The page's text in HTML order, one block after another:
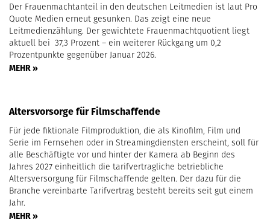
Der Frauenmachtanteil in den deutschen Leitmedien ist laut Pro
Quote Medien erneut gesunken. Das zeigt eine neue
Leitmedienzählung. Der gewichtete Frauenmachtquotient liegt
aktuell bei 37,3 Prozent – ein weiterer Rückgang um 0,2
Prozentpunkte gegenüber Januar 2026.
MEHR »
Altersvorsorge für Filmschaffende
Für jede fiktionale Filmproduktion, die als Kinofilm, Film und
Serie im Fernsehen oder in Streamingdiensten erscheint, soll für
alle Beschäftigte vor und hinter der Kamera ab Beginn des
Jahres 2027 einheitlich die tarifvertragliche betriebliche
Altersversorgung für Filmschaffende gelten. Der dazu für die
Branche vereinbarte Tarifvertrag besteht bereits seit gut einem
Jahr.
MEHR »